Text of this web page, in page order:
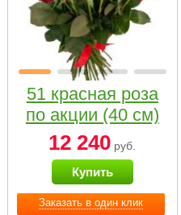
Заказать в один клик
51 красная роза
по акции (40 см)
12 240 руб.
Купить